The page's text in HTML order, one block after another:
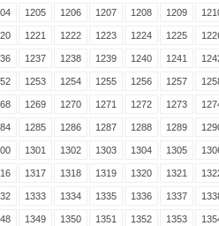
1205 1206 1207 1208 1209
1221 1222 1223 1224 1225
1237 1238 1239 1240 1241
1253 1254 1255 1256 1257
1269 1270 1271 1272 1273
1285 1286 1287 1288 1289
1301 1302 1303 1304 1305
1317 1318 1319 1320 1321
1333 1334 1335 1336 1337
1349 1350 1351 1352 1353